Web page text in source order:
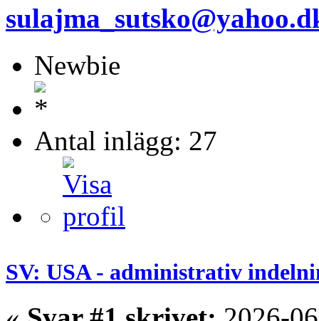
Newbie
Antal inlägg: 27
SV: USA - administrativ